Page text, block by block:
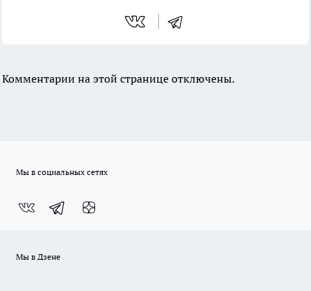
Комментарии на этой странице отключены.
Мы в социальных сетях
Мы в Дзене